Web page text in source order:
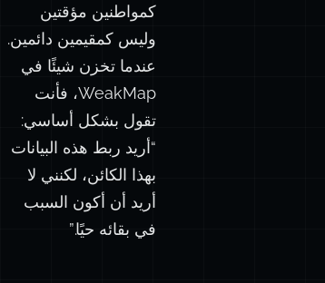
كمواطنين مؤقتين
وليس كمقيمين دائمين.
عندما تخزن شيئًا في
WeakMap، فأنت
تقول بشكل أساسي:
“أريد ربط هذه البيانات
بهذا الكائن، لكنني لا
أريد أن أكون السبب
في بقائه حيًا.”